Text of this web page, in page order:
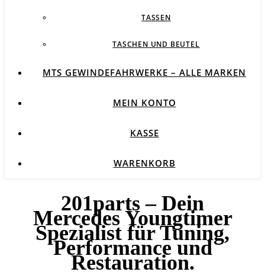
TASSEN
TASCHEN UND BEUTEL
MTS GEWINDEFAHRWERKE – ALLE MARKEN
MEIN KONTO
KASSE
WARENKORB
201parts – Dein
Mercedes Youngtimer
Spezialist für Tuning,
Performance und
Restauration.